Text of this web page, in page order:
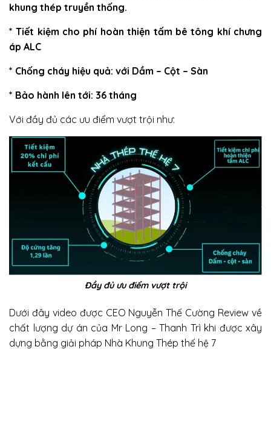
khung thép truyền thống.
* Tiết kiệm cho phí hoàn thiện tấm bê tông khí chưng
áp ALC
* Chống cháy hiệu quả: với Dầm – Cột – Sàn
​​​* Bảo hành lên tới: 36 tháng
Với đầy đủ các ưu điểm vượt trội như:
Đầy đủ ưu điểm vượt trội
Dưới đây video được CEO Nguyễn Thế Cường Review về
chất lượng dự án của Mr Long – Thanh Trì khi được xây
dựng bằng giải pháp Nhà Khung Thép thế hệ 7